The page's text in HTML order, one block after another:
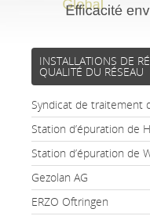
INSTALLATIONS DE
QUALITÉ DU RÉSEAU
Syndicat de traitement
Station d’épuration de
Station d’épuration de
Gezolan AG
ERZO Oftringen